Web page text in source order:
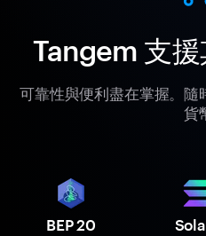
Tangem 支
可靠性與便利盡在掌握。
貨
BEP 20